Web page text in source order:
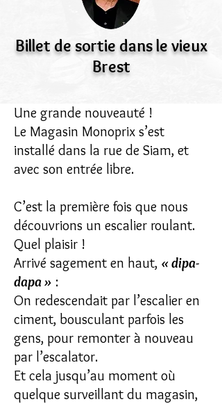
Billet de sortie dans le vieux
Brest
Une grande nouveauté !
Le Magasin Monoprix s’est
installé dans la rue de Siam, et
avec son entrée libre.
C’est la première fois que nous
découvrions un escalier roulant.
Quel plaisir !
Arrivé sagement en haut, « dipa-
dapa » :
On redescendait par l’escalier en
ciment, bousculant parfois les
gens, pour remonter à nouveau
par l’escalator.
Et cela jusqu’au moment où
quelque surveillant du magasin,